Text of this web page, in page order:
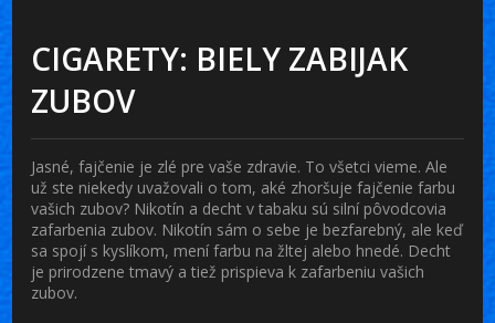
CIGARETY: BIELY ZABIJAK
ZUBOV
Jasné, fajčenie je zlé pre vaše zdravie. To všetci vieme. Ale
už ste niekedy uvažovali o tom, aké zhoršuje fajčenie farbu
vašich zubov? Nikotín a decht v tabaku sú silní pôvodcovia
zafarbenia zubov. Nikotín sám o sebe je bezfarebný, ale keď
sa spojí s kyslíkom, mení farbu na žltej alebo hnedé. Decht
je prirodzene tmavý a tiež prispieva k zafarbeniu vašich
zubov.